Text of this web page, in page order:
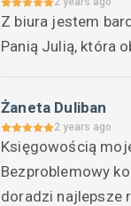
Z biura jestem
Panią Julią, która
Żaneta Duliban
2 years ago
Księgowością
Bezproblemowy
doradzi najlepsze